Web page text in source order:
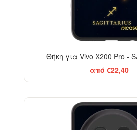
Θήκη για Vivo X200 Pro -
από €22,40